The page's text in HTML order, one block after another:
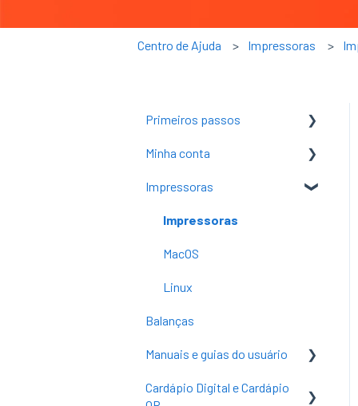
Centro de Ajuda Impressoras
Primeiros passos
Criar conta
Mudar senha
Configurações iniciais
Gerenciar conta
Minha conta
Introdução
Alterar plano ou módulo
Planos e Módulos
Medios de pago
Impressoras
Impressoras
MacOS
Linux
Balanças
Manuais e guias do usuário
Seção 'Restaurante'
Cardápio Digital e Cardápio